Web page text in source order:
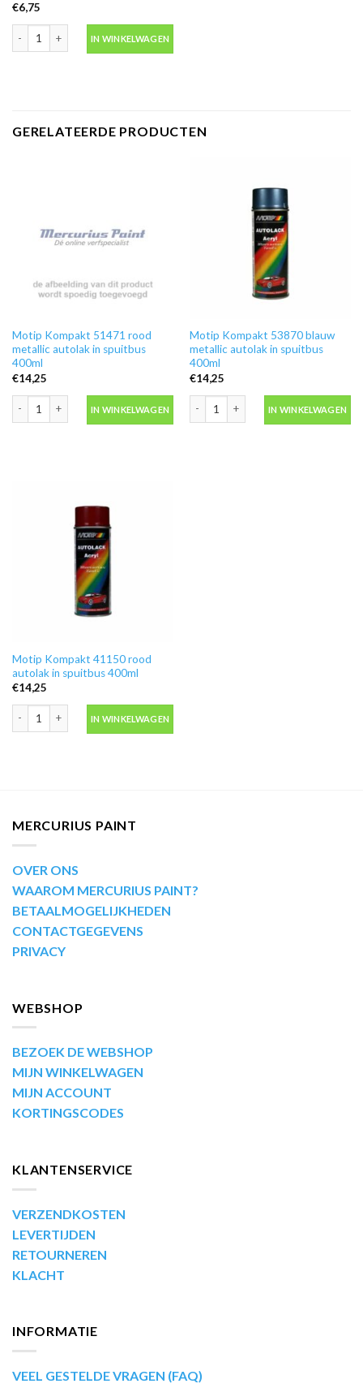
€6,75
Blanke lak hooglans in spuitbus 500ml -Motip 04009 aantal
IN WINKELWAGEN
GERELATEERDE PRODUCTEN
Motip Kompakt 51471 rood
metallic autolak in spuitbus
400ml
€14,25
IN WINKELWAGEN
Motip Kompakt 53870 blauw
metallic autolak in spuitbus
400ml
€14,25
IN WINKELWAGEN
Motip Kompakt 41150 rood
autolak in spuitbus 400ml
€14,25
IN WINKELWAGEN
MERCURIUS PAINT
OVER ONS
WAAROM MERCURIUS PAINT?
BETAALMOGELIJKHEDEN
CONTACTGEGEVENS
PRIVACY
WEBSHOP
BEZOEK DE WEBSHOP
MIJN WINKELWAGEN
MIJN ACCOUNT
KORTINGSCODES
KLANTENSERVICE
VERZENDKOSTEN
LEVERTIJDEN
RETOURNEREN
KLACHT
INFORMATIE
VEEL GESTELDE VRAGEN (FAQ)